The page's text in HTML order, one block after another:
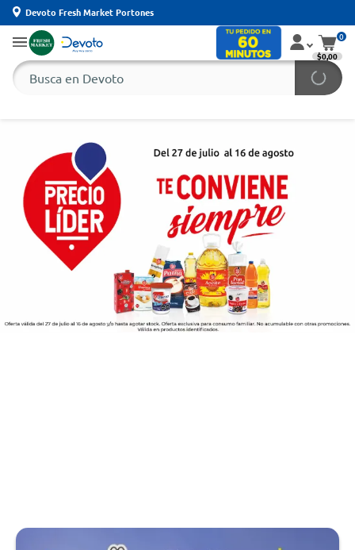
Devoto Fresh Market Portones
0
$0,00